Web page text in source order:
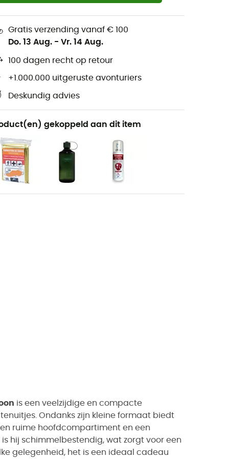
Gratis verzending vanaf € 100
Do. 13 Aug. - Vr. 14 Aug.
100 dagen recht op retour
+1.000.000 uitgeruste avonturiers
Deskundig advies
gekoppeld aan dit item
is een veelzijdige en compacte
Ondanks zijn kleine formaat biedt
ruime hoofdcompartiment en een
is hij schimmelbestendig, wat zorgt voor een
gelegenheid, het is een ideaal cadeau